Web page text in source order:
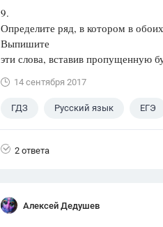
9.
Определите ряд, в котором в
Выпишите
эти слова, вставив пропущенную
14 сентября 2017
ГДЗ Русский язык ЕГЭ
2 ответа
Алексей Дедушев